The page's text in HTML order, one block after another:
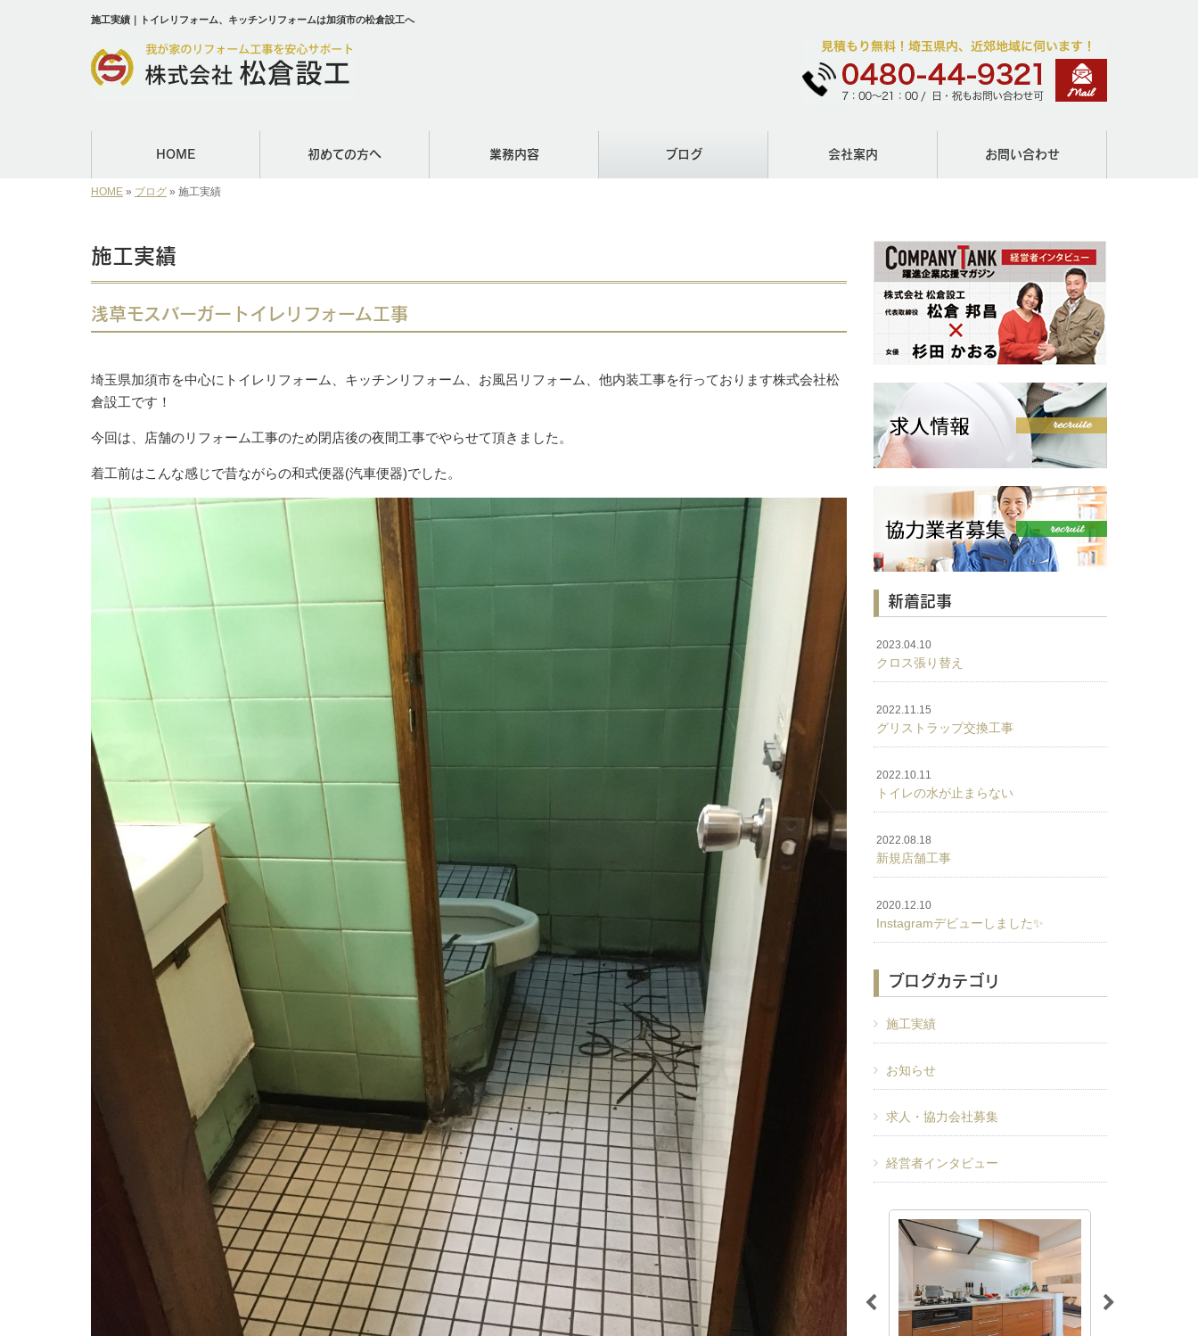
施工実績｜トイレリフォーム、キッチンリフォームは加須市の松倉設工へ
HOME 初めての方へ 業務内容 ブログ 会社案内 お問い合わせ
HOME » ブログ » 施工実績
施工実績
浅草モスバーガートイレリフォーム工事
埼玉県加須市を中心にトイレリフォーム、キッチンリフォーム、お風呂リフォーム、他内装工事を行っております株式会社松
倉設工です！
今回は、店舗のリフォーム工事のため閉店後の夜間工事でやらせて頂きました。
着工前はこんな感じで昔ながらの和式便器(汽車便器)でした。
新着記事
2023.04.10
クロス張り替え
2022.11.15
グリストラップ交換工事
2022.10.11
トイレの水が止まらない
2022.08.18
新規店舗工事
2020.12.10
Instagramデビューしました✨
ブログカテゴリ
施工実績
お知らせ
求人・協力会社募集
経営者インタビュー